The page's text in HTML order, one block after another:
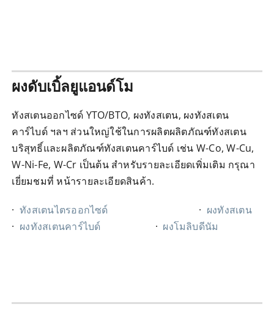
ผงดับเบิ้ลยูแอนด์โม
ทังสเตนออกไซด์ YTO/BTO, ผงทังสเตน, ผงทังสเตน
คาร์ไบด์ ฯลฯ ส่วนใหญ่ใช้ในการผลิตผลิตภัณฑ์ทังสเตน
บริสุทธิ์และผลิตภัณฑ์ทังสเตนคาร์ไบด์ เช่น W-Co, W-Cu,
W-Ni-Fe, W-Cr เป็นต้น สำหรับรายละเอียดเพิ่มเติม กรุณา
เยี่ยมชมที่ หน้ารายละเอียดสินค้า.
·ทังสเตนไตรออกไซด์ · ผงทังสเตน
· ผงทังสเตนคาร์ไบด์ · ผงโมลิบดีนัม